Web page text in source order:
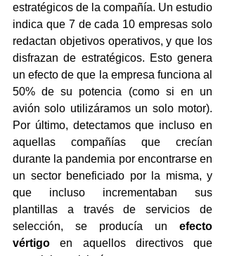
estratégicos de la compañía. Un estudio
indica que 7 de cada 10 empresas solo
redactan objetivos operativos, y que los
disfrazan de estratégicos. Esto genera
un efecto de que la empresa funciona al
50% de su potencia (como si en un
avión solo utilizáramos un solo motor).
Por último, detectamos que incluso en
aquellas compañías que crecían
durante la pandemia por encontrarse en
un sector beneficiado por la misma, y
que incluso incrementaban sus
plantillas a través de servicios de
selección, se producía un efecto
vértigo en aquellos directivos que